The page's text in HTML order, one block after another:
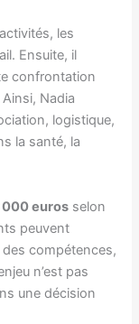
les
Ensuite, il
confrontation
Nadia
logistique,
la santé, la
000 euros selon
peuvent
compétences,
n’est pas
une décision